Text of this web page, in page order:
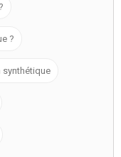
?
synthétique